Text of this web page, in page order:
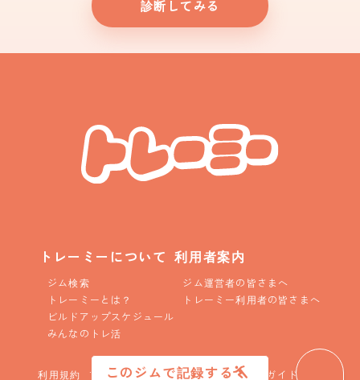
このジムで記録する
診断してみる
トレーミーについて
ジム検索
トレーミーとは？
ビルドアップスケジュール
みんなのトレ活
利用者案内
ジム運営者の皆さまへ
トレーミー利用者の皆さまへ
利用規約 プライバシーポリシー コニュニティガイドライン